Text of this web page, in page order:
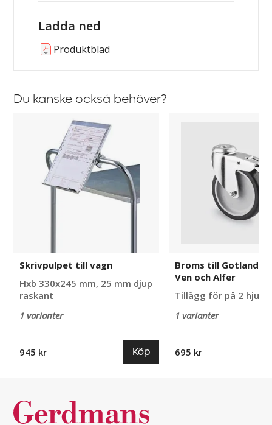
Ladda ned
Produktblad
Du kanske också behöver?
Skrivpulpet
Skrivpulpet till vagn
Hxb 330x245 mm, 25 mm djup
raskant
1 varianter
945 kr Köp
Gotland,
Broms till Gotland,
Ven och Alfer
Tillägg för på 2 hjul
1 varianter
695 kr